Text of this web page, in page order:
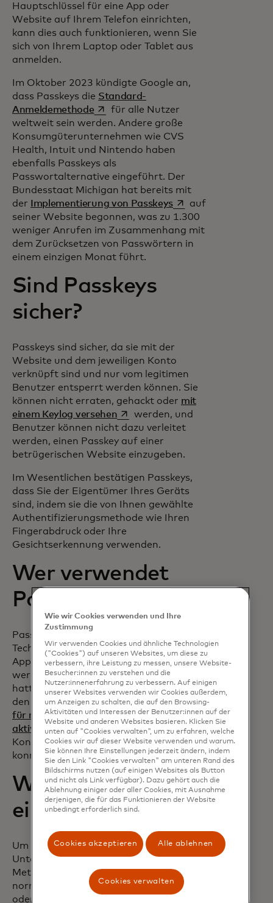
Hauptschlüssel für eine App oder
Website auf Ihrem Telefon einrichten,
kann dies auch funktionieren, wenn Sie
sich von Ihrem Laptop oder Tablet aus
anmelden.
Im Oktober 2023 kündigte Google an,
dass Passkeys die Standard-
Anmeldemethodewird in einer neuen Registerkarte
für alle Nutzer
weltweit sein werden. Andere große
Konsumgüterunternehmen wie CVS
Health, Intuit und Nintendo haben
ebenfalls Passkeys als
Passwortalternative eingeführt. Der
Bundesstaat Michigan hat bereits mit
der Implementierung von Passkeyswird in einer neuen
auf
seiner Website begonnen, was zu 1.300
weniger Anrufen im Zusammenhang mit
dem Zurücksetzen von Passwörtern in
einem einzigen Monat führt.
Sind Passkeys
sicher?
Passkeys sind sicher, da sie mit der
Website und dem jeweiligen Konto
verknüpft sind und nur vom legitimen
Benutzer entsperrt werden können. Sie
können nicht erraten, gehackt oder mit
einem Keylog versehenwird in einer neuen Registerkarte
werden, und
Benutzer können nicht dazu verleitet
werden, einen Passkey auf einer
betrügerischen Website einzugeben.
Im Wesentlichen bestätigen Passkeys,
dass Sie der Eigentümer Ihres Geräts
sind, indem sie die von Ihnen gewählte
Authentifizierungsmethode wie Ihren
Fingerabdruck oder Ihre
Gesichtserkennung verwenden.
Wer verwendet
Passkeys?
Passkeys werden von allen großen
Technologieunternehmen verwendet.
Apple, Amazon, Google und Meta
werben für Passkeys. Bis Mai 2024
hatten 53 % der befragten Personen in
den USA und GroßbritannienPasskeys
für mindestens eines ihrer Konten
aktiviertwird in einer neuen Registerkarte geöffnet
, wobei 22 % sie für alle
Konten aktivierten, die sie nutzen
konnten.
Wie erstelle ich
einen Passkey?
Um einen Passkey bei einem
Unternehmen zu erstellen, das diese
Methode unterstützt, melden Sie sich
normalerweise einfach bei der Website
oder App des Unternehmens an, suchen
Wie wir Cookies verwenden und Ihre
Zustimmung
Wir verwenden Cookies und ähnliche Technologien
("Cookies") auf unseren Websites, um diese zu
verbessern, ihre Leistung zu messen, unsere Website-
Besucher:innen zu verstehen und die
Nutzer:innenerfahrung zu verbessern. Auf einigen
unserer Websites verwenden wir Cookies außerdem,
um Anzeigen zu schalten, die auf den Browsing-
Aktivitäten und Interessen der Benutzer:innen auf der
Website und anderen Websites basieren. Klicken Sie
unten auf "Cookies verwalten", um zu erfahren, welche
Cookies wir auf dieser Website verwenden und warum.
Sie können Ihre Einstellungen jederzeit ändern, indem
Sie den Link "Cookies verwalten" am unteren Rand des
Bildschirms nutzen (auf einigen Websites als Button
und nicht als Link verfügbar). Dazu gehört auch die
Ablehnung einiger oder aller Cookies, mit Ausnahme
derjenigen, die für das Funktionieren der Website
unbedingt erforderlich sind.
Cookies akzeptieren Alle ablehnen
Cookies verwalten